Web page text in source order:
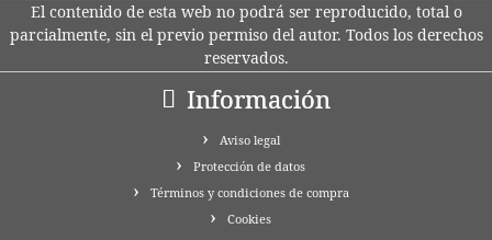
El contenido de esta web no podrá ser reproducido, total o
parcialmente, sin el previo permiso del autor. Todos los derechos
reservados.
Información
Aviso legal
Protección de datos
Términos y condiciones de compra
Cookies